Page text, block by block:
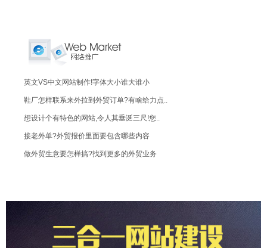
英文VS中文网站制作!字体大小谁大谁小
鞋厂怎样联系来外拉到外贸订单?有啥给力点..
想设计个有特色的网站,令人其垂涎三尺!您..
接老外单?外贸报价里面要包含哪些内容
做外贸生意要怎样搞?找到更多的外贸业务
做百度推广怎样设置关键字比较有效果
网站和博客有什么区别请看苹果战三星:双赢..